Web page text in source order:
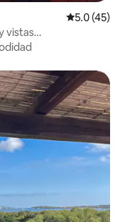
Calificación
5.0 (45)
vistas